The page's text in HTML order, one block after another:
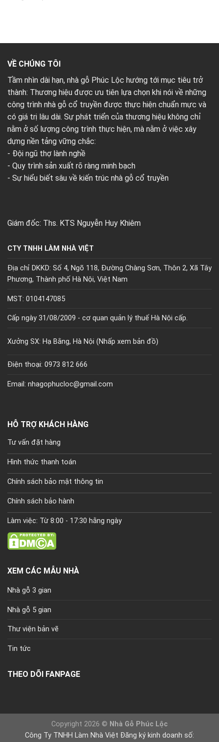
VỀ CHÚNG TÔI
Tầm nhìn dài hạn, nhà gỗ Phúc Lộc hướng tới mục tiêu trở
thành: Thương hiệu được ưu tiên lựa chọn khi nói về những
công trình nhà gỗ cổ truyền được thực hiện chuẩn mực và
có giá trị lâu dài. Sự phát triển của thương hiệu không chỉ
nằm ở số lượng công trình thực hiện, mà nằm ở việc xây
dựng nền tảng vững chắc:
- Đội ngũ thợ lành nghề
- Quy trình sản xuất rõ ràng minh bạch
- Sự hiểu biết sâu về kiến trúc nhà gỗ cổ truyền
Giám đốc: Ths. KTS Nguyễn Huy Khiêm
CTY TNHH LÀM NHÀ VIỆT
Địa chỉ DKKD: Số 4, Ngõ 118, Đường Chàng Sơn, Thôn 2, Xã Tây
Phương, Thành phố Hà Nội, Việt Nam
MST: 0104147085
Cấp ngày 31/08/2009 - cơ quan quản lý thuế Hà Nội cấp.
Xưởng SX: Hạ Bằng, Hà Nội (Nhấp xem bản đồ)
Điện thoại: 0973 812 666
Email: nhagophucloc@gmail.com
HỖ TRỢ KHÁCH HÀNG
Tư vấn đặt hàng
Hình thức thanh toán
Chính sách bảo mật thông tin
Chính sách bảo hành
Làm việc: Từ 8:00 - 17:30 hằng ngày
XEM CÁC MẪU NHÀ
Nhà gỗ 3 gian
Nhà gỗ 5 gian
Thư viện bản vẽ
Tin tức
THEO DÕI FANPAGE
Copyright 2026 © Nhà Gỗ Phúc Lộc
Công Ty TNHH Làm Nhà Việt Đăng ký kinh doanh số: